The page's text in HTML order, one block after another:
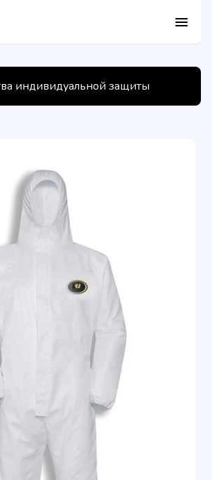
menu
индивидуальной защиты